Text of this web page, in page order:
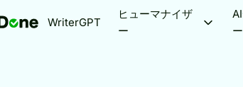
WriterGPT
ヒューマナイザ
ー
ー